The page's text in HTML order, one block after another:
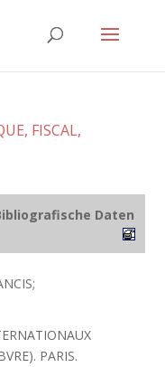
FISCAL,
Daten
PARIS.